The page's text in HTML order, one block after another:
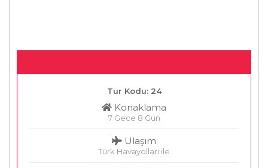
Tur Kodu: 24
Konaklama
7 Gece 8 Gün
Ulaşım
Türk Havayolları ile